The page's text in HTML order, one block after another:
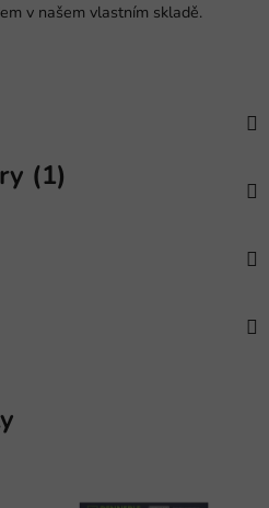
v našem vlastním skladě.
(1)